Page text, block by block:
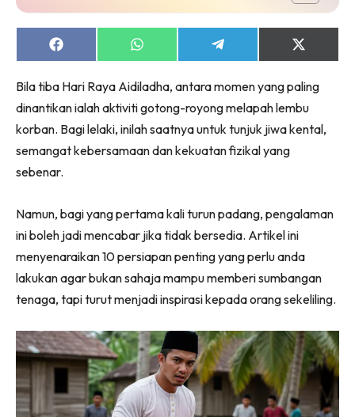
Share
on
Share
on
Share
on
Share
on
(Twitter)
Bila tiba Hari Raya Aidiladha, antara momen yang paling
dinantikan ialah aktiviti gotong-royong melapah lembu
korban. Bagi lelaki, inilah saatnya untuk tunjuk jiwa kental,
semangat kebersamaan dan kekuatan fizikal yang
sebenar.
Namun, bagi yang pertama kali turun padang, pengalaman
ini boleh jadi mencabar jika tidak bersedia. Artikel ini
menyenaraikan 10 persiapan penting yang perlu anda
lakukan agar bukan sahaja mampu memberi sumbangan
tenaga, tapi turut menjadi inspirasi kepada orang sekeliling.